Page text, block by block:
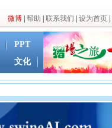
微博 帮助 联系我们 设为首页
PPT
文化